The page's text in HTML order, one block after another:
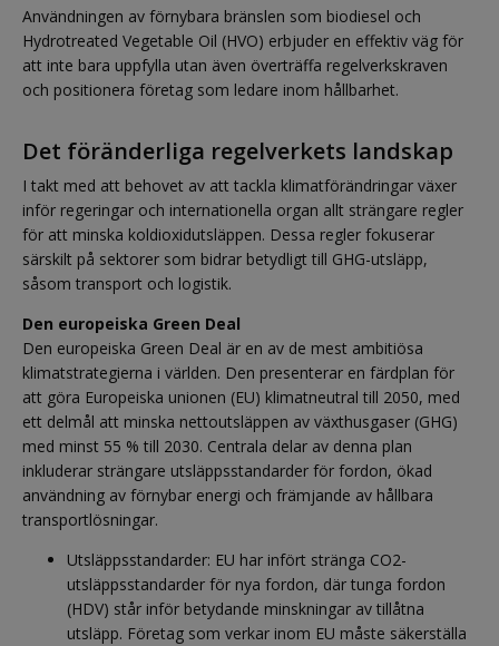
Användningen av förnybara bränslen som biodiesel och
Hydrotreated Vegetable Oil (HVO) erbjuder en effektiv väg för
att inte bara uppfylla utan även överträffa regelverkskraven
och positionera företag som ledare inom hållbarhet.
Det föränderliga regelverkets landskap
I takt med att behovet av att tackla klimatförändringar växer
inför regeringar och internationella organ allt strängare regler
för att minska koldioxidutsläppen. Dessa regler fokuserar
särskilt på sektorer som bidrar betydligt till GHG-utsläpp,
såsom transport och logistik.
Den europeiska Green Deal
Den europeiska Green Deal är en av de mest ambitiösa
klimatstrategierna i världen. Den presenterar en färdplan för
att göra Europeiska unionen (EU) klimatneutral till 2050, med
ett delmål att minska nettoutsläppen av växthusgaser (GHG)
med minst 55 % till 2030. Centrala delar av denna plan
inkluderar strängare utsläppsstandarder för fordon, ökad
användning av förnybar energi och främjande av hållbara
transportlösningar.
Utsläppsstandarder: EU har infört stränga CO2-
utsläppsstandarder för nya fordon, där tunga fordon
(HDV) står inför betydande minskningar av tillåtna
utsläpp. Företag som verkar inom EU måste säkerställa